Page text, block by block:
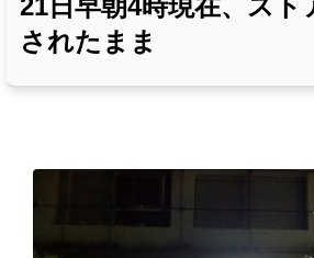
21日早朝4時現在、スト
されたまま